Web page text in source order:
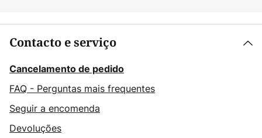
Contacto e serviço
Cancelamento de pedido
FAQ - Perguntas mais frequentes
Seguir a encomenda
Devoluções